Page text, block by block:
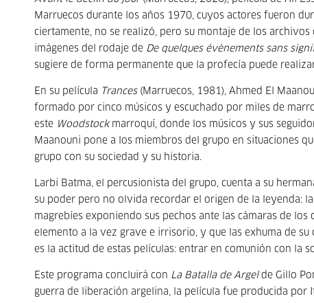
Marruecos durante los años 1970, cuyos actores fueron
ciertamente, no se realizó, pero su montaje de los
imágenes del rodaje de De quelques évènements sans
sugiere de forma permanente que la profecía puede
En su película Trances(Marruecos, 1981), Ahmed El
formado por cinco músicos y escuchado por miles de
este Woodstockmarroquí, donde los músicos y sus
Maanouni pone a los miembros del grupo en situaciones
grupo con su sociedad y su historia.
Larbi Batma, el percusionista del grupo, cuenta a su
su poder pero no olvida recordar el origen de la leyenda:
magrebíes exponiendo sus pechos ante las cámaras de
elemento a la vez grave e irrisorio, y que las exhuma de
es la actitud de estas películas: entrar en comunión con la
Este programa concluirá con La Batalla de Argelde Gillo
guerra de liberación argelina, la película fue producida por